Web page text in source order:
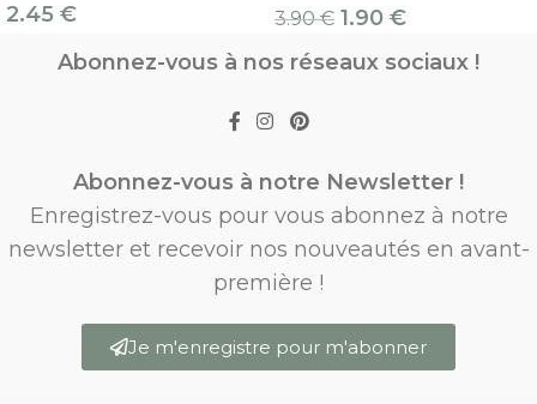
2.45 € 3.90€ 1.90 €
Abonnez-vous à nos réseaux sociaux !
Abonnez-vous à notre Newsletter !
Enregistrez-vous pour vous abonnez à notre
newsletter et recevoir nos nouveautés en avant-
première !
Je m'enregistre pour m'abonner